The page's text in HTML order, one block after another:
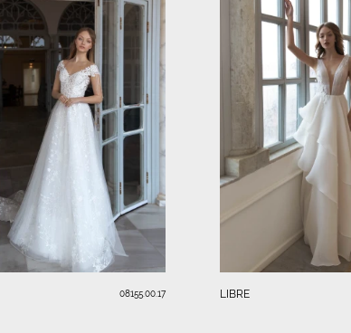
08155.00.17 LIBRE